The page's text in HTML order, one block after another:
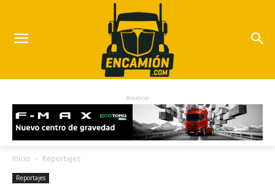
Anuncio
Inicio Reportajes
Reportajes